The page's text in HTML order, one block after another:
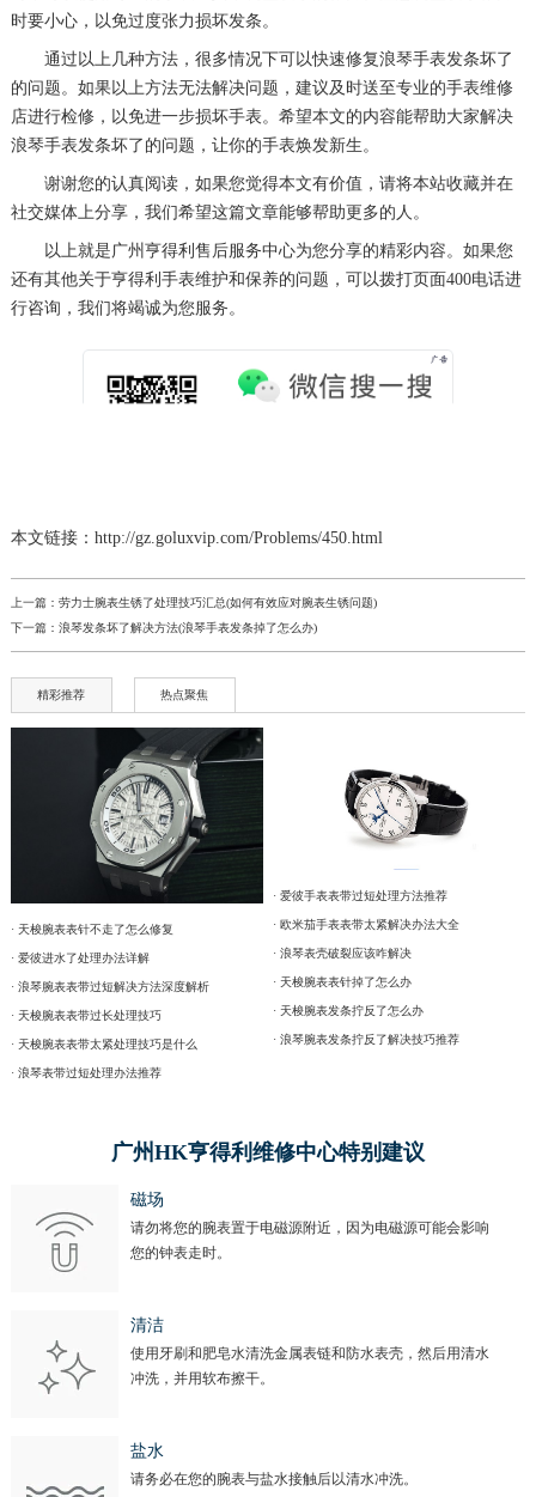
时要小心，以免过度张力损坏发条。
通过以上几种方法，很多情况下可以快速修复浪琴手表发条坏了
的问题。如果以上方法无法解决问题，建议及时送至专业的手表维修
店进行检修，以免进一步损坏手表。希望本文的内容能帮助大家解决
浪琴手表发条坏了的问题，让你的手表焕发新生。
谢谢您的认真阅读，如果您觉得本文有价值，请将本站收藏并在
社交媒体上分享，我们希望这篇文章能够帮助更多的人。
以上就是广州亨得利售后服务中心为您分享的精彩内容。如果您
还有其他关于亨得利手表维护和保养的问题，可以拨打页面400电话进
行咨询，我们将竭诚为您服务。
本文链接：http://gz.goluxvip.com/Problems/450.html
上一篇： 劳力士腕表生锈了处理技巧汇总(如何有效应对腕表生锈问题)
下一篇： 浪琴发条坏了解决方法(浪琴手表发条掉了怎么办)
精彩推荐 热点聚焦
· 天梭腕表表针不走了怎么修复
· 爱彼进水了处理办法详解
· 浪琴腕表表带过短解决方法深度解析
· 天梭腕表表带过长处理技巧
· 天梭腕表表带太紧处理技巧是什么
· 浪琴表带过短处理办法推荐
· 爱彼手表表带过短处理方法推荐
· 欧米茄手表表带太紧解决办法大全
· 浪琴表壳破裂应该咋解决
· 天梭腕表表针掉了怎么办
· 天梭腕表发条拧反了怎么办
· 浪琴腕表发条拧反了解决技巧推荐
广州HK亨得利维修中心特别建议
磁场
请勿将您的腕表置于电磁源附近，因为电磁源可能会影响
您的钟表走时。
清洁
使用牙刷和肥皂水清洗金属表链和防水表壳，然后用清水
冲洗，并用软布擦干。
盐水
请务必在您的腕表与盐水接触后以清水冲洗。